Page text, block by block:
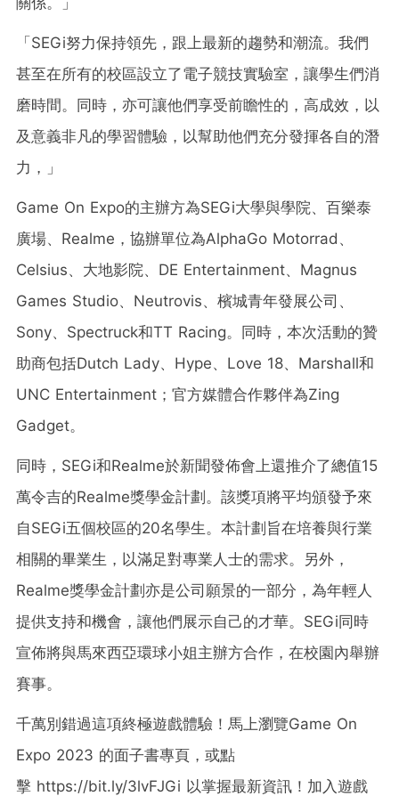
「SEGi努力保持領先，跟上最新的趨勢和潮流。我們
甚至在所有的校區設立了電子競技實驗室，讓學生們消
磨時間。同時，亦可讓他們享受前瞻性的，高成效，以
及意義非凡的學習體驗，以幫助他們充分發揮各自的潛
力，」
Game On Expo的主辦方為SEGi大學與學院、百樂泰
廣場、Realme，協辦單位為AlphaGo Motorrad、
Celsius、大地影院、DE Entertainment、Magnus
Games Studio、Neutrovis、檳城青年發展公司、
Sony、Spectruck和TT Racing。同時，本次活動的贊
助商包括Dutch Lady、Hype、Love 18、Marshall和
UNC Entertainment；官方媒體合作夥伴為Zing
Gadget。
同時，SEGi和Realme於新聞發佈會上還推介了總值15
萬令吉的Realme獎學金計劃。該獎項將平均頒發予來
自SEGi五個校區的20名學生。本計劃旨在培養與行業
相關的畢業生，以滿足對專業人士的需求。另外，
Realme獎學金計劃亦是公司願景的一部分，為年輕人
提供支持和機會，讓他們展示自己的才華。SEGi同時
宣佈將與馬來西亞環球小姐主辦方合作，在校園內舉辦
賽事。
千萬別錯過這項終極遊戲體驗！馬上瀏覽Game On
Expo 2023 的面子書專頁，或點
擊 https://bit.ly/3lvFJGi 以掌握最新資訊！加入遊戲